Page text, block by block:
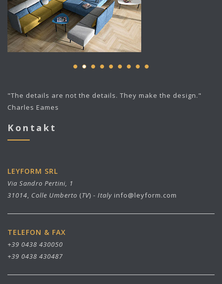
"The details are not the details. They make the design."
Charles Eames
Kontakt
LEYFORM SRL
Via Sandro Pertini, 1
31014, Colle Umberto (TV) - Italy info@leyform.com
TELEFON & FAX
+39 0438 430050
+39 0438 430487